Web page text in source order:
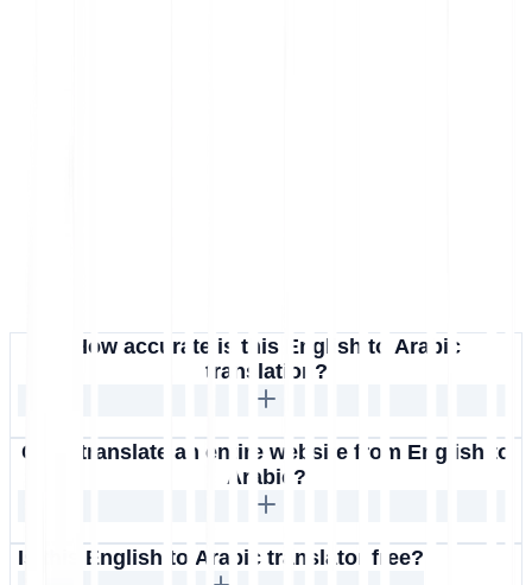
How accurate is this English to Arabic
translation?
Can I translate an entire website from English to
Arabic?
Is this English to Arabic translator free?